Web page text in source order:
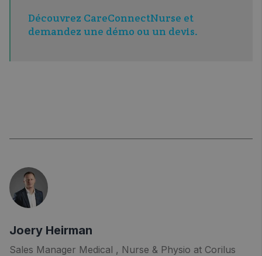
Découvrez CareConnectNurse et
demandez une démo ou un devis.
Joery Heirman
Sales Manager Medical , Nurse & Physio at Corilus